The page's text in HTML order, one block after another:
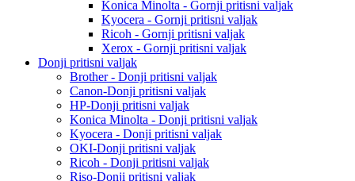
Konica Minolta - Gornji pritisni valjak
Kyocera - Gornji pritisni valjak
Ricoh - Gornji pritisni valjak
Xerox - Gornji pritisni valjak
Donji pritisni valjak
Brother - Donji pritisni valjak
Canon-Donji pritisni valjak
HP-Donji pritisni valjak
Konica Minolta - Donji pritisni valjak
Kyocera - Donji pritisni valjak
OKI-Donji pritisni valjak
Ricoh - Donji pritisni valjak
Riso-Donji pritisni valjak